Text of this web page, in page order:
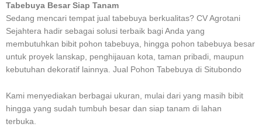
Tabebuya Besar Siap Tanam
Sedang mencari tempat jual tabebuya berkualitas? CV Agrotani
Sejahtera hadir sebagai solusi terbaik bagi Anda yang
membutuhkan bibit pohon tabebuya, hingga pohon tabebuya besar
untuk proyek lanskap, penghijauan kota, taman pribadi, maupun
kebutuhan dekoratif lainnya. Jual Pohon Tabebuya di Situbondo
Kami menyediakan berbagai ukuran, mulai dari yang masih bibit
hingga yang sudah tumbuh besar dan siap tanam di lahan
terbuka.